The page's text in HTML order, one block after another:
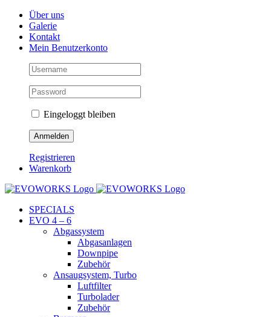
Skip
content
Facebook
Instagram
YouTubeÜber uns
Galerie
Kontakt
Mein Benutzerkonto
Eingeloggt bleiben
Registrieren
Warenkorb
SPECIALS
EVO 4 – 6
Abgassystem
Abgasanlagen
Downpipe
Zubehör
Ansaugsystem, Turbo
Luftfilter
Turbolader
Zubehör